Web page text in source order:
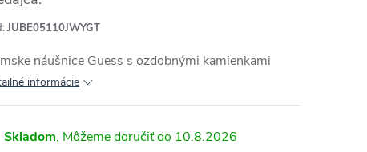
JUBE05110JWYGT
náušnice Guess s ozdobnými kamienkami
informácie
Skladom 10.8.2026